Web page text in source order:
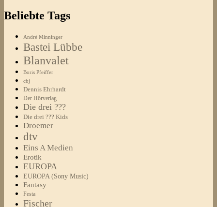
Beliebte Tags
André Minninger
Bastei Lübbe
Blanvalet
Boris Pfeiffer
cbj
Dennis Ehrhardt
Der Hörverlag
Die drei ???
Die drei ??? Kids
Droemer
dtv
Eins A Medien
Erotik
EUROPA
EUROPA (Sony Music)
Fantasy
Festa
Fischer